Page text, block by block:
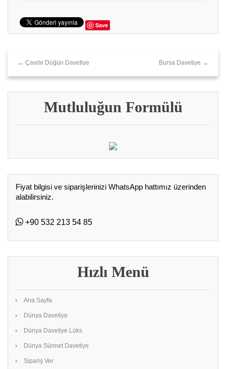
Save
← Çavdır Düğün Davetiye Bursa Davetiye →
Mutluluğun Formülü
Fiyat bilgisi ve siparişlerinizi WhatsApp hattımız üzerinden
alabilirsiniz.
+90 532 213 54 85
Hızlı Menü
Ana Sayfa
Dünya Davetiye
Dünya Davetiye Lüks
Dünya Sünnet Davetiye
Sipariş Ver